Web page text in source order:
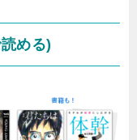
める)